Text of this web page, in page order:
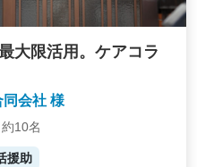
大限活用。ケアコラ
会社 様
10名
援助